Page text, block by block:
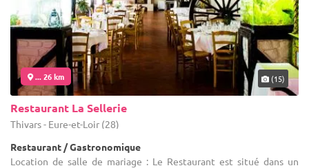
... 26 km (15)
Restaurant La Sellerie
Thivars - Eure-et-Loir (28)
Restaurant / Gastronomique
Location de salle de mariage : Le Restaurant est situé dans un